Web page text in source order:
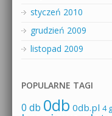
styczeń 2010
grudzień 2009
listopad 2009
POPULARNE TAGI
0 db 0db 0db.pl 4